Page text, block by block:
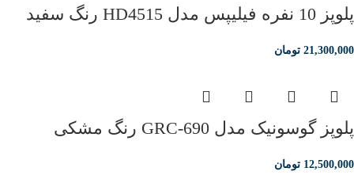
پلوپز 10 نفره فیلیپس مدل HD4515 رنگ سفید
21,300,000 تومان
پلوپز گوسونیک مدل GRC-690 رنگ مشکی
12,500,000 تومان